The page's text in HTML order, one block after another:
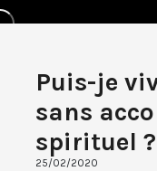
Puis-je
sans
spirituel ?
25/02/2020